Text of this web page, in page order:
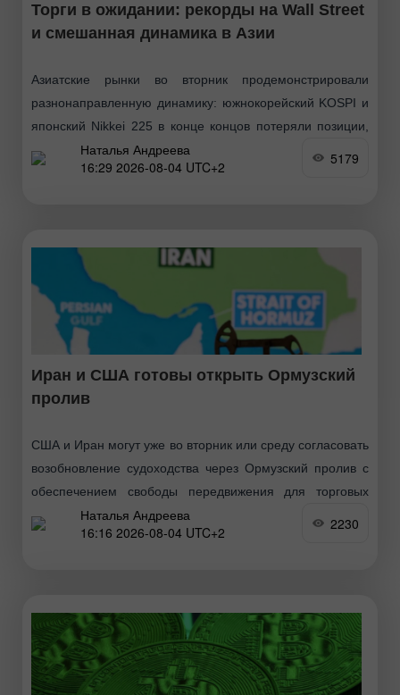
Торги в ожидании: рекорды на Wall Street
и смешанная динамика в Азии
Азиатские рынки во вторник продемонстрировали
разнонаправленную динамику: южнокорейский KOSPI и
японский Nikkei 225 в конце концов потеряли позиции,
несмотря на мощное ночное ралли на Уолл-стрит, где
Dow Jones закрылся
Наталья Андреева
16:29 2026-08-04 UTC+2
5179
Иран и США готовы открыть Ормузский
пролив
США и Иран могут уже во вторник или среду согласовать
возобновление судоходства через Ормузский пролив с
обеспечением свободы передвижения для торговых
судов, заявил министр финансов США Скотт Бессент в
интервью
Наталья Андреева
16:16 2026-08-04 UTC+2
2230